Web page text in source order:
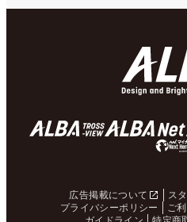
広告掲載について ス
プライバシーポリシー
ご